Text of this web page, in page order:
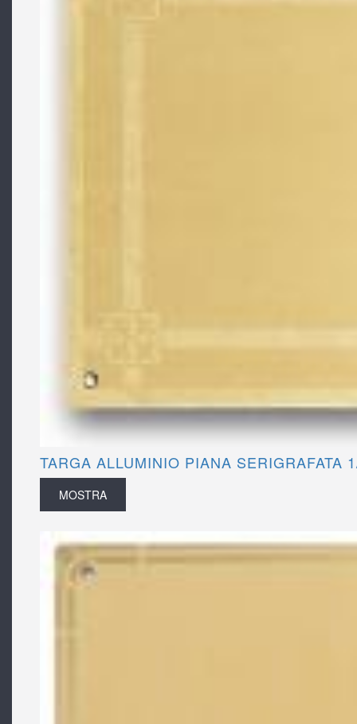
TARGA ALLUMINIO PIANA SERIGRAFATA
MOSTRA